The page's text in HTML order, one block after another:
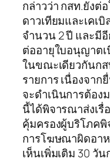
กล่าวว่า กสท.ยังต่
ดาวเทียมและเคเ
จำนวน 2 ปี และมีอี
ต่ออายุใบอนุญาต
ในขณะเดียวกันก
รายการ เนื่องจา
จะดำเนินการต้อ
นี้ได้พิจารณาส่งเ
คุ้มครองผู้บริโภค
การโฆษณาผิดอา
เห็นเพิ่มเติม 30